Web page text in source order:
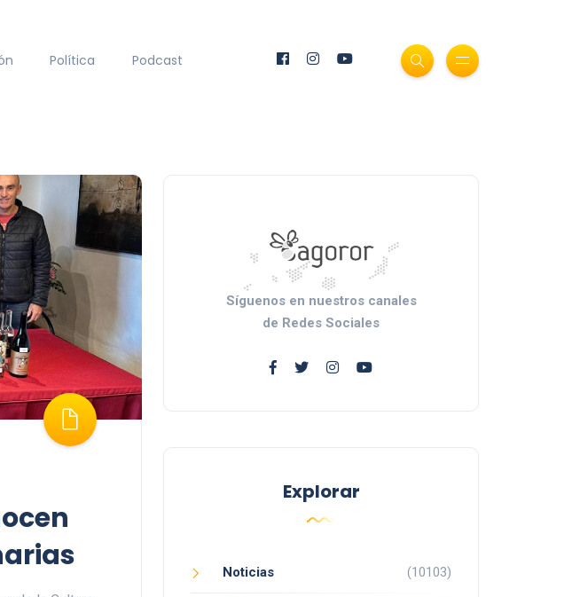
Política Podcast
Síguenos en nuestros canales
de Redes Sociales
Explorar
Noticias (10103)